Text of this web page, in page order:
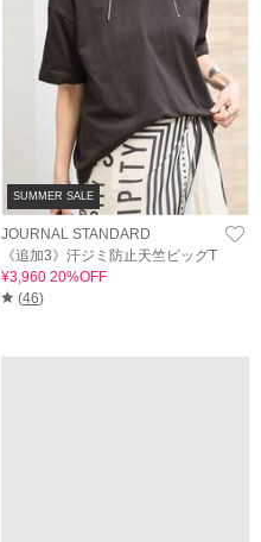
SUMMER SALE
JOURNAL STANDARD
《追加3》汗ジミ防止天竺ビッグT
¥3,960 20%OFF
(46)